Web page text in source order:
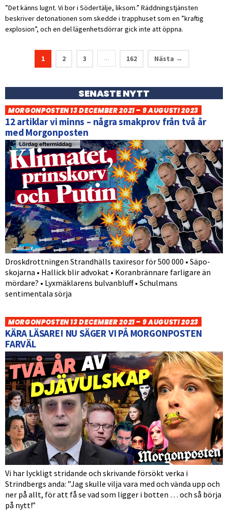
”Det känns lugnt. Vi bor i Södertälje, liksom.” Räddningstjänsten
beskriver detonationen som skedde i trapphuset som en ”kraftig
explosion”, och en del lägenhetsdörrar gick inte att öppna.
1 2 3 … 162 Nästa →
SENASTE NYTT
MORGONPOSTEN 13 DECEMBER 2021 – 9 AUGUSTI 2023
12 artiklar vi minns – några smakprov från två år
med Morgonposten
Droskdrottningen Strandhälls taxiresor för 500 000 • Säpo-
skojarna • Hallick blir advokat • Koranbrännare farligare än
mördare? • Lyxmäklarens bulvanbluff • Schulmans
sentimentala sörja
MORGONPOSTEN 13 DECEMBER 2021 – 9 AUGUSTI 2023
KÄRA LÄSARE! NU SÄGER VI PÅ MORGONPOSTEN
FARVÄL
Vi har lyckligt stridande och skrivande försökt verka i
Strindbergs anda: ”Jag skulle vilja vara med och vända upp och
ner på allt, för att få se vad som ligger i botten … och så börja
på nytt!”